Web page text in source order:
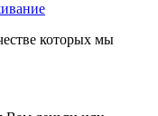
которых мы